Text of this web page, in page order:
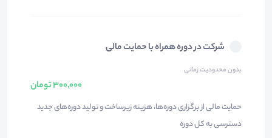
شرکت در دوره همراه با حمایت مالی
بدون محدودیت زمانی
300,000 تومان
حمایت مالی از برگزاری دوره‌ها، هزینه زیرساخت و تولید دوره‌های جدید
دسترسی به کل دوره